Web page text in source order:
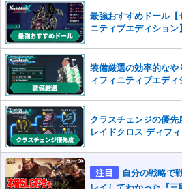
最強おすすめドール【
ニティブエディション】
装備厳選の効率的な
ィフィニティブエディ
クラスチェンジの優
レイドクロス ディフ
注目
自分の戦略で